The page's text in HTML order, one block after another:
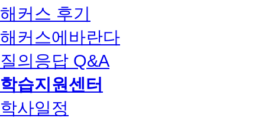
해커스 후기
해커스에바란다
질의응답 Q&A
학습지원센터
학사일정